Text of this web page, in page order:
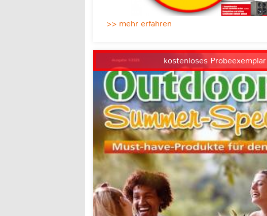
>> mehr erfahren
kostenloses Probeexemplar